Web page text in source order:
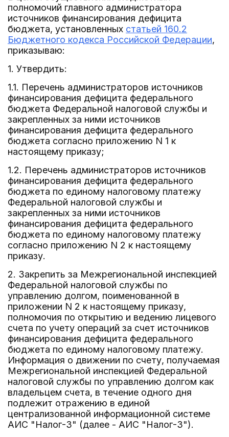
полномочий главного администратора
источников финансирования дефицита
бюджета, установленных статьей 160.2
Бюджетного кодекса Российской Федерации,
приказываю:
1. Утвердить:
1.1. Перечень администраторов источников
финансирования дефицита федерального
бюджета Федеральной налоговой службы и
закрепленных за ними источников
финансирования дефицита федерального
бюджета согласно приложению N 1 к
настоящему приказу;
1.2. Перечень администраторов источников
финансирования дефицита федерального
бюджета по единому налоговому платежу
Федеральной налоговой службы и
закрепленных за ними источников
финансирования дефицита федерального
бюджета по единому налоговому платежу
согласно приложению N 2 к настоящему
приказу.
2. Закрепить за Межрегиональной инспекцией
Федеральной налоговой службы по
управлению долгом, поименованной в
приложении N 2 к настоящему приказу,
полномочия по открытию и ведению лицевого
счета по учету операций за счет источников
финансирования дефицита федерального
бюджета по единому налоговому платежу.
Информация о движении по счету, получаемая
Межрегиональной инспекцией Федеральной
налоговой службы по управлению долгом как
владельцем счета, в течение одного дня
подлежит отражению в единой
централизованной информационной системе
АИС "Налог-3" (далее - АИС "Налог-3").